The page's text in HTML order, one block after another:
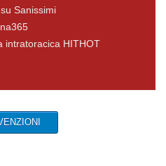
Sanissimi
intratoracica HITHOT